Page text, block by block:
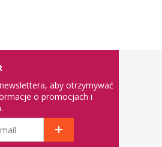
aby otrzymywać
o promocjach i